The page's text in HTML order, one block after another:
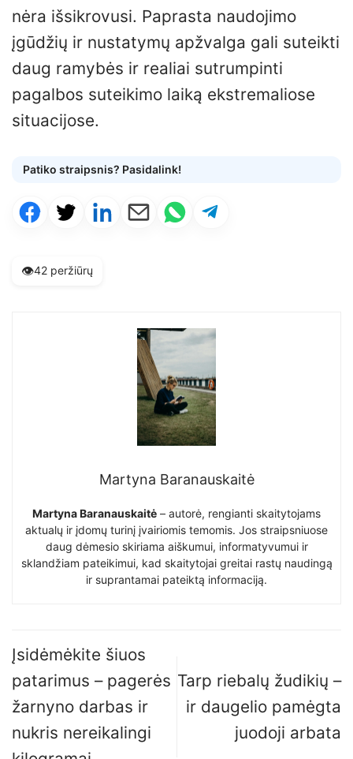
nėra išsikrovusi. Paprasta naudojimo
įgūdžių ir nustatymų apžvalga gali suteikti
daug ramybės ir realiai sutrumpinti
pagalbos suteikimo laiką ekstremaliose
situacijose.
Patiko straipsnis? Pasidalink!
👁️42 peržiūrų
Martyna Baranauskaitė
Martyna Baranauskaitė – autorė, rengianti skaitytojams
aktualų ir įdomų turinį įvairiomis temomis. Jos straipsniuose
daug dėmesio skiriama aiškumui, informatyvumui ir
sklandžiam pateikimui, kad skaitytojai greitai rastų naudingą
ir suprantamai pateiktą informaciją.
Įsidėmėkite šiuos
patarimus – pagerės
žarnyno darbas ir
nukris nereikalingi
Tarp riebalų žudikių –
ir daugelio pamėgta
juodoji arbata